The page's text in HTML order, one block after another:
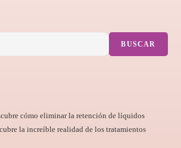
BUSCAR
cómo eliminar la retención de líquidos
la increíble realidad de los tratamientos